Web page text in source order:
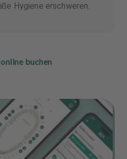
Hygiene erschweren.
buchen